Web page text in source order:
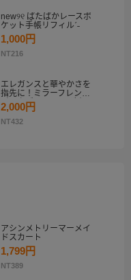
new୨୧ ぱたぱかレースポ
ケット手帳リフィルˊ˗
1,000円
NT216
エレガンスと華やかさを
指先に！ミラーフレンチ
ピンクゴールド マグネッ
トネイルチップセット
【ネイルチップオーダ
2,000円
NT432
アシンメトリーマーメイ
ドスカート
1,799円
NT389